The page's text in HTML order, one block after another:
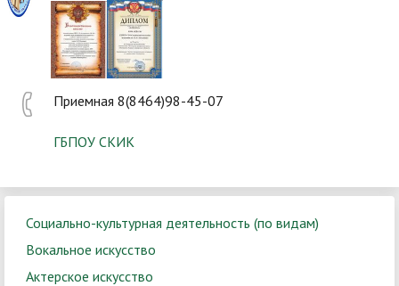
Приемная 8(8464)98-45-07
ГБПОУ СКИК
Социально-культурная деятельность (по видам)
Вокальное искусство
Актерское искусство